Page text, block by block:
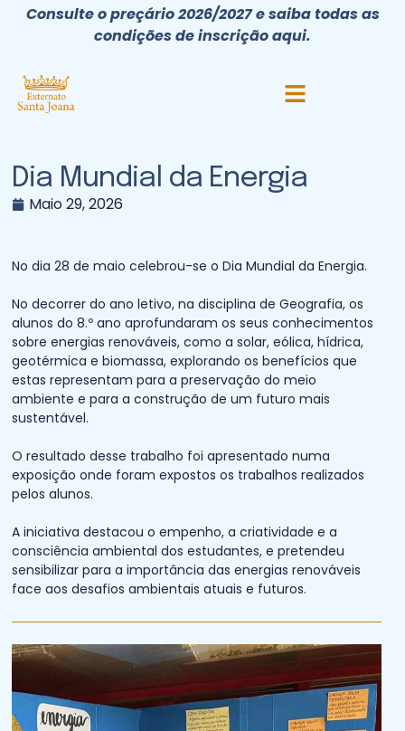
Consulte o preçário 2026/2027 e saiba todas as
condições de inscrição aqui.
Dia Mundial da Energia
Maio 29, 2026
No dia 28 de maio celebrou-se o Dia Mundial da Energia.
No decorrer do ano letivo, na disciplina de Geografia, os
alunos do 8.º ano aprofundaram os seus conhecimentos
sobre energias renováveis, como a solar, eólica, hídrica,
geotérmica e biomassa, explorando os benefícios que
estas representam para a preservação do meio
ambiente e para a construção de um futuro mais
sustentável.
O resultado desse trabalho foi apresentado numa
exposição onde foram expostos os trabalhos realizados
pelos alunos.
A iniciativa destacou o empenho, a criatividade e a
consciência ambiental dos estudantes, e pretendeu
sensibilizar para a importância das energias renováveis
face aos desafios ambientais atuais e futuros.